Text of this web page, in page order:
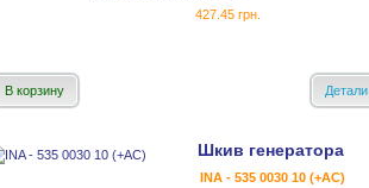
427.45 грн.
В корзину Детали
Шкив генератора
INA - 535 0030 10 (+AC)